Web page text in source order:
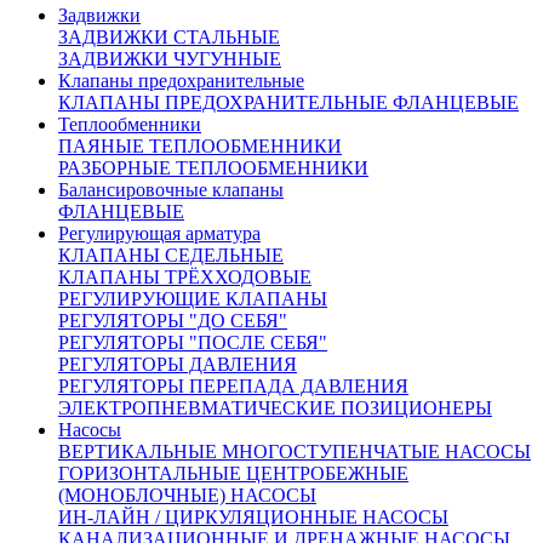
Задвижки
ЗАДВИЖКИ СТАЛЬНЫЕ
ЗАДВИЖКИ ЧУГУННЫЕ
Клапаны предохранительные
КЛАПАНЫ ПРЕДОХРАНИТЕЛЬНЫЕ ФЛАНЦЕВЫЕ
Теплообменники
ПАЯНЫЕ ТЕПЛООБМЕННИКИ
РАЗБОРНЫЕ ТЕПЛООБМЕННИКИ
Балансировочные клапаны
ФЛАНЦЕВЫЕ
Регулирующая арматура
КЛАПАНЫ СЕДЕЛЬНЫЕ
КЛАПАНЫ ТРЁХХОДОВЫЕ
РЕГУЛИРУЮЩИЕ КЛАПАНЫ
РЕГУЛЯТОРЫ "ДО СЕБЯ"
РЕГУЛЯТОРЫ "ПОСЛЕ СЕБЯ"
РЕГУЛЯТОРЫ ДАВЛЕНИЯ
РЕГУЛЯТОРЫ ПЕРЕПАДА ДАВЛЕНИЯ
ЭЛЕКТРОПНЕВМАТИЧЕСКИЕ ПОЗИЦИОНЕРЫ
Насосы
ВЕРТИКАЛЬНЫЕ МНОГОСТУПЕНЧАТЫЕ НАСОСЫ
ГОРИЗОНТАЛЬНЫЕ ЦЕНТРОБЕЖНЫЕ
(МОНОБЛОЧНЫЕ) НАСОСЫ
ИН-ЛАЙН / ЦИРКУЛЯЦИОННЫЕ НАСОСЫ
КАНАЛИЗАЦИОННЫЕ И ДРЕНАЖНЫЕ НАСОСЫ
Класс герметичности:
Рабочий ход затвора, (max) мм:
Условная пропускная способность, Kv, куб.м/ч:
0,63; 1,0; 1,6; 2,5; 3,2; 4,0.
Производство:Россия.
Вес:6,0 кг.
28 803 руб.
(цена с НДС)
Детально Запросить счёт Купить в 1 клик
700339
Клапан регулирующий РК 25ч945нж
Ду20 Ру16 чугунный с ЭИМ Belimo LV,
150 град.
Показать характеристики